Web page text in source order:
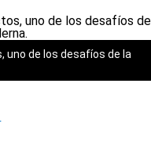
uno de los desafíos de la